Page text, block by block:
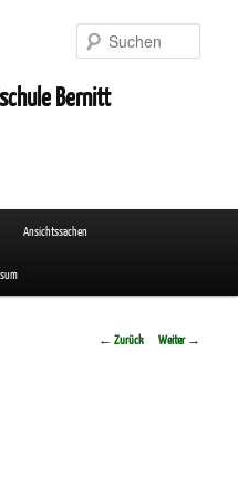
Bernitt
Ansichtssachen
Beitrags-
← Zurück Weiter →